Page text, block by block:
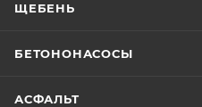
ЩЕБЕНЬ
БЕТОНОНАСОСЫ
АСФАЛЬТ